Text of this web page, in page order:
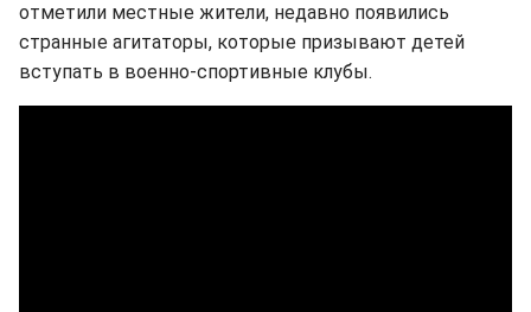
отметили местные жители, недавно появились
странные агитаторы, которые призывают детей
вступать в военно-спортивные клубы.